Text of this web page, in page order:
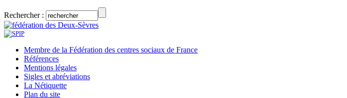
Rechercher :
Membre de la Fédération des centres sociaux de France
Références
Mentions légales
Sigles et abréviations
La Nétiquette
Plan du site